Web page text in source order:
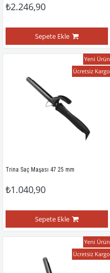
₺2.246,90
Sepete Ekle
Trina Saç Maşası 47 25 mm
₺1.040,90
Sepete Ekle
Ücretsiz Kargo
Yeni Ürün
Ücretsiz Kargo
Yeni Ürün